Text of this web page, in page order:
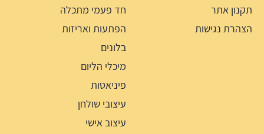
תקנון אתר
הצהרת נגישות
חד פעמי מתכלה
הפתעות ואריזות
בלונים
מיכלי הליום
פיניאטות
עיצובי שולחן
עיצוב אישי